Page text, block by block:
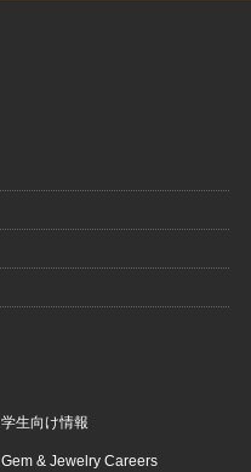
学生向け情報
Gem & Jewelry Careers